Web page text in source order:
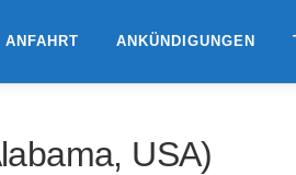
ANFAHRT ANKÜNDIGUNGEN
USA)